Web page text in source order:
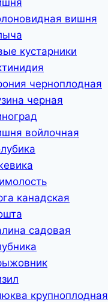
вишня
кустарники
черноплодная
черная
войлочная
канадская
садовая
крупноплодная